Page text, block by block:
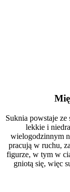
Suknia powstaje
lekkie i
wielogodzinnym
pracują w ruchu,
figurze, w tym w
gniotą się, więc